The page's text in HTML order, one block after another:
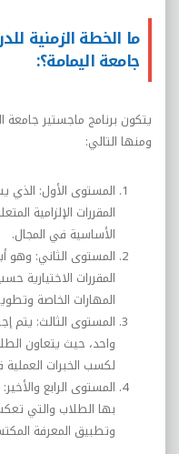
ما الخطة الزمنية
جامعة اليمامة؟:
يتكون برنامج ماجستير جامعة
ومنها التالي:
المستوى الأول:
المقررات الإلزامية
الأساسية في المجال.
المستوى الثاني: وهو
المقررات الاختيارية
المهارات الخاصة
المستوى الثالث: يتم
واحد، حيث يتعاون
لكسب الخبرات
المستوى الرابع
بها الطلاب والتي
وتطبيق المعرفة